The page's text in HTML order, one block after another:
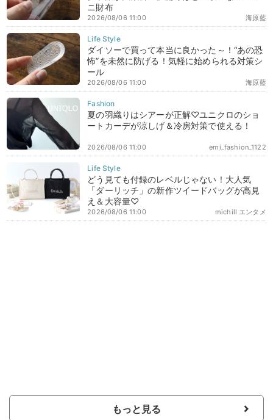
ニ財布
海原藍
2026/08/06 11:00
ダイソーで買って本当に良かった～！“あの恐
怖”を未然に防げる！気軽に始められる対策シ
ール
海原藍
2026/08/06 11:00
夏の羽織りはシアーが正解♡ユニクロのショ
ートカーデが涼しげ＆冷房対策で使える！
emi_fashion_1122
2026/08/06 11:00
どう見ても付録のレベルじゃない！大人気
「ダーリッチ」の新作ツイードバッグが高見
え＆大容量♡
michill エンタメ
2026/08/06 11:00
もっと見る